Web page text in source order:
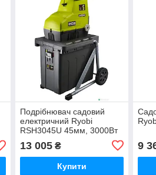
Подрібнювач садовий
електричний Ryobi
RSH3045U 45мм, 3000Вт
13 005₴
Купити
9